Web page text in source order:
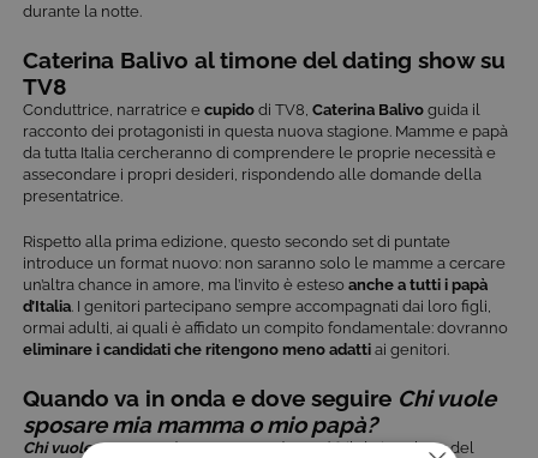
durante la notte.
Caterina Balivo al timone del dating show su
TV8
Conduttrice, narratrice e cupido di TV8, Caterina Balivo guida il
racconto dei protagonisti in questa nuova stagione. Mamme e papà
da tutta Italia cercheranno di comprendere le proprie necessità e
assecondare i propri desideri, rispondendo alle domande della
presentatrice.
Rispetto alla prima edizione, questo secondo set di puntate
introduce un format nuovo: non saranno solo le mamme a cercare
un’altra chance in amore, ma l’invito è esteso anche a tutti i papà
d’Italia . I genitori partecipano sempre accompagnati dai loro figli,
ormai adulti, ai quali è affidato un compito fondamentale: dovranno
eliminare i candidati che ritengono meno adatti ai genitori.
Quando va in onda e dove seguire Chi vuole
sposare mia mamma o mio papà?
Chi vuole sposare mia mamma o mio papà?, il dating show del